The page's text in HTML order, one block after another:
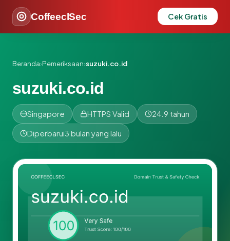
CoffeeclSec Cek Gratis
Beranda›Pemeriksaan›suzuki.co.id
suzuki.co.id
Singapore HTTPS Valid 24.9 tahun
Diperbarui3 bulan yang lalu